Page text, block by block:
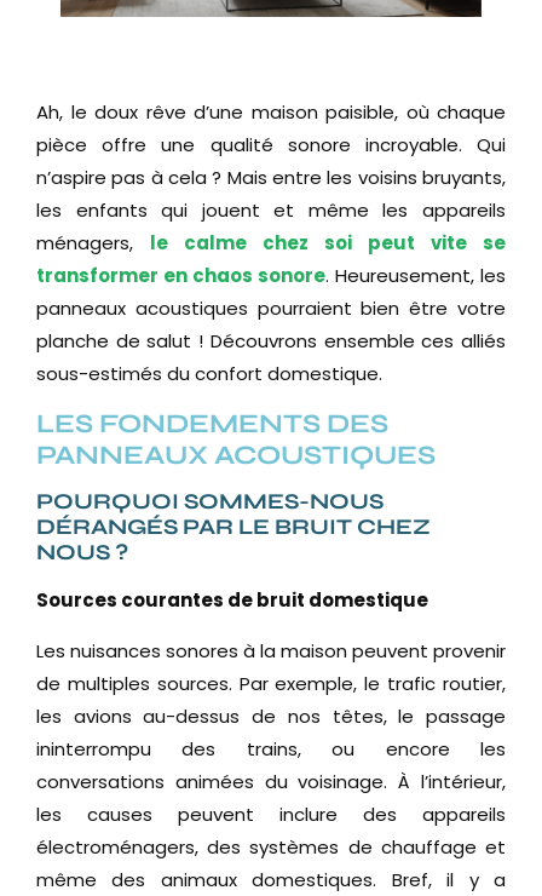
Ah, le doux rêve d’une maison paisible, où chaque
pièce offre une qualité sonore incroyable. Qui
n’aspire pas à cela ? Mais entre les voisins bruyants,
les enfants qui jouent et même les appareils
ménagers, le calme chez soi peut vite se
transformer en chaos sonore. Heureusement, les
panneaux acoustiques pourraient bien être votre
planche de salut ! Découvrons ensemble ces alliés
sous-estimés du confort domestique.
LES FONDEMENTS DES
PANNEAUX ACOUSTIQUES
POURQUOI SOMMES-NOUS
DÉRANGÉS PAR LE BRUIT CHEZ
NOUS ?
Sources courantes de bruit domestique
Les nuisances sonores à la maison peuvent provenir
de multiples sources. Par exemple, le trafic routier,
les avions au-dessus de nos têtes, le passage
ininterrompu des trains, ou encore les
conversations animées du voisinage. À l’intérieur,
les causes peuvent inclure des appareils
électroménagers, des systèmes de chauffage et
même des animaux domestiques. Bref, il y a